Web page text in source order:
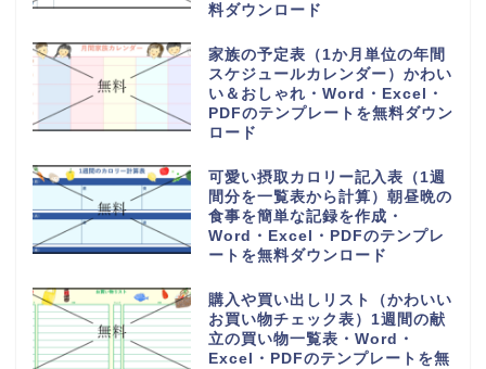
料ダウンロード
家族の予定表（1か月単位の年間
スケジュールカレンダー）かわい
い＆おしゃれ・Word・Excel・
PDFのテンプレートを無料ダウン
ロード
可愛い摂取カロリー記入表（1週
間分を一覧表から計算）朝昼晩の
食事を簡単な記録を作成・
Word・Excel・PDFのテンプレ
ートを無料ダウンロード
購入や買い出しリスト（かわいい
お買い物チェック表）1週間の献
立の買い物一覧表・Word・
Excel・PDFのテンプレートを無